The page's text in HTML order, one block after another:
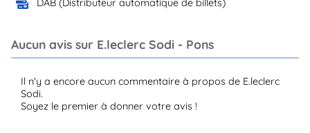
DAB (Distributeur automatique de billets)
Aucun avis sur E.leclerc Sodi - Pons
Il n'y a encore aucun commentaire à propos de E.leclerc
Sodi.
Soyez le premier à donner votre avis !